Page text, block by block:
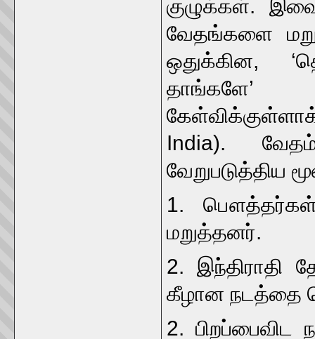
குழுக்கள்.
வேதங்களை
ஒதுக்கின,
தாங்களே’
India).
வேறுபடுத்திய
1.
மறுத்தனர்.
2. இந்திராதி
கீழான நடத்தை
2.